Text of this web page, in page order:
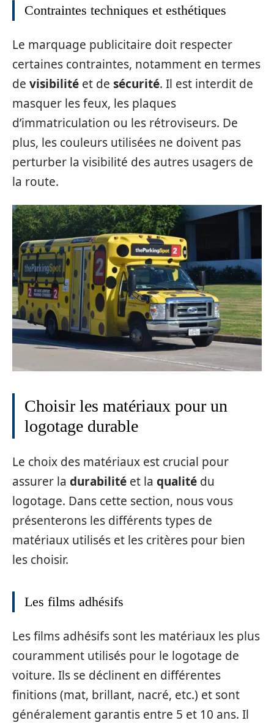
Contraintes techniques et esthétiques
Le marquage publicitaire doit respecter
certaines contraintes, notamment en termes
de visibilité et de sécurité. Il est interdit de
masquer les feux, les plaques
d’immatriculation ou les rétroviseurs. De
plus, les couleurs utilisées ne doivent pas
perturber la visibilité des autres usagers de
la route.
Choisir les matériaux pour un
logotage durable
Le choix des matériaux est crucial pour
assurer la durabilité et la qualité du
logotage. Dans cette section, nous vous
présenterons les différents types de
matériaux utilisés et les critères pour bien
les choisir.
Les films adhésifs
Les films adhésifs sont les matériaux les plus
couramment utilisés pour le logotage de
voiture. Ils se déclinent en différentes
finitions (mat, brillant, nacré, etc.) et sont
généralement garantis entre 5 et 10 ans. Il